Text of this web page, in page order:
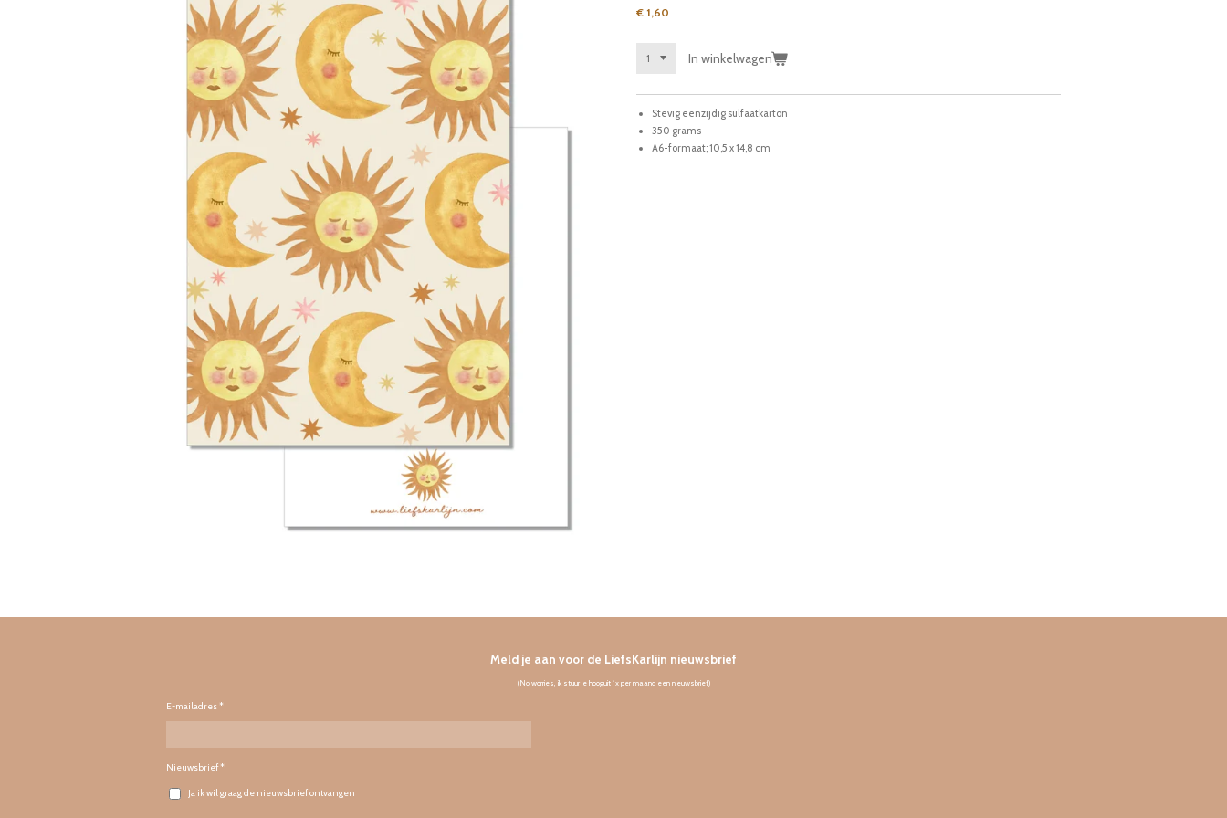
€ 1,60
In winkelwagen
Stevig eenzijdig sulfaatkarton
350 grams
A6-formaat; 10,5 x 14,8 cm
Meld je aan voor de LiefsKarlijn nieuwsbrief
(No worries, ik stuur je hooguit 1x per maand een nieuwsbrief)
E-mailadres *
Nieuwsbrief *
Ja ik wil graag de nieuwsbrief ontvangen